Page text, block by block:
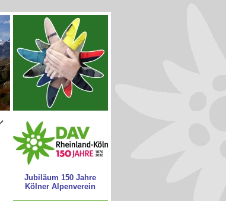
Jubiläum 150 Jahre
Kölner Alpenverein